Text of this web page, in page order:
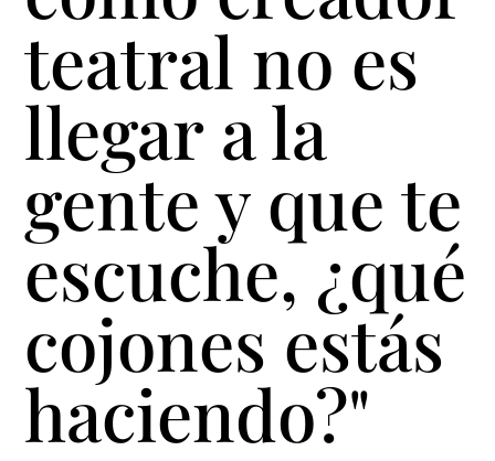
teatral no es
llegar a la
gente y que te
escuche, ¿qué
cojones estás
haciendo?"